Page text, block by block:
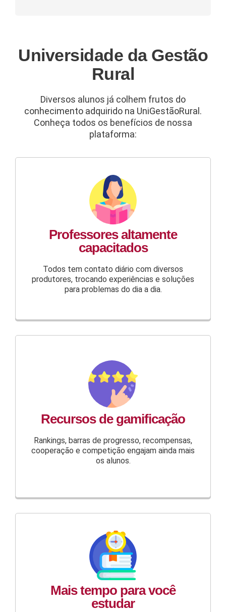
Universidade da Gestão
Rural
Diversos alunos já colhem frutos do
conhecimento adquirido na UniGestãoRural.
Conheça todos os benefícios de nossa
plataforma:
Professores altamente
capacitados
Todos tem contato diário com diversos
produtores, trocando experiências e soluções
para problemas do dia a dia.
Recursos de gamificação
Rankings, barras de progresso, recompensas,
cooperação e competição engajam ainda mais
os alunos.
Mais tempo para você
estudar